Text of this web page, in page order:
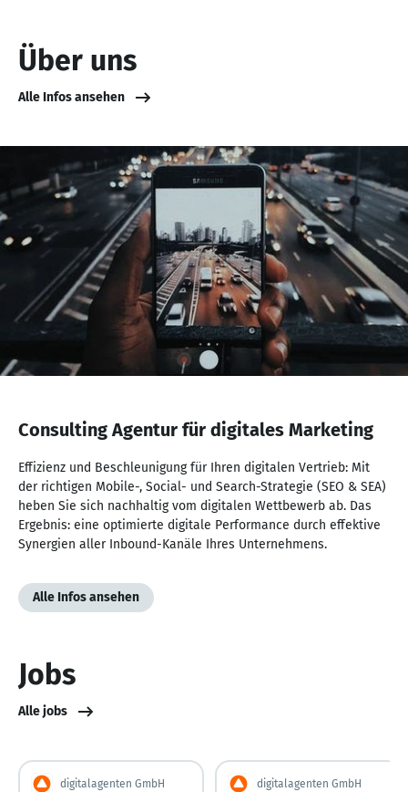
Über uns
Alle Infos ansehen
von
NaN
Consulting Agentur für digitales Marketing
Effizienz und Beschleunigung für Ihren digitalen Vertrieb: Mit
der richtigen Mobile-, Social- und Search-Strategie (SEO & SEA)
heben Sie sich nachhaltig vom digitalen Wettbewerb ab. Das
Ergebnis: eine optimierte digitale Performance durch effektive
Synergien aller Inbound-Kanäle Ihres Unternehmens.
Alle Infos ansehen
Jobs
Alle jobs
digitalagenten GmbH digitalagenten GmbH